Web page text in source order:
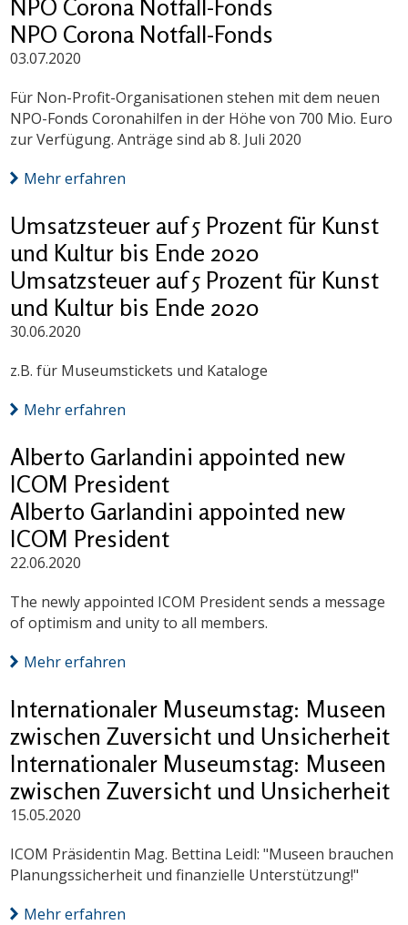
NPO Corona Notfall-Fonds
NPO Corona Notfall-Fonds
03.07.2020
Für Non-Profit-Organisationen stehen mit dem neuen
NPO-Fonds Coronahilfen in der Höhe von 700 Mio. Euro
zur Verfügung. Anträge sind ab 8. Juli 2020
Mehr erfahren
Umsatzsteuer auf 5 Prozent für Kunst
und Kultur bis Ende 2020
Umsatzsteuer auf 5 Prozent für Kunst
und Kultur bis Ende 2020
30.06.2020
z.B. für Museumstickets und Kataloge
Mehr erfahren
Alberto Garlandini appointed new
ICOM President
Alberto Garlandini appointed new
ICOM President
22.06.2020
The newly appointed ICOM President sends a message
of optimism and unity to all members.
Mehr erfahren
Internationaler Museumstag: Museen
zwischen Zuversicht und Unsicherheit
Internationaler Museumstag: Museen
zwischen Zuversicht und Unsicherheit
15.05.2020
ICOM Präsidentin Mag. Bettina Leidl: "Museen brauchen
Planungssicherheit und finanzielle Unterstützung!"
Mehr erfahren